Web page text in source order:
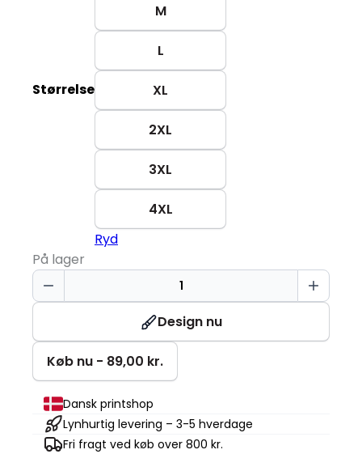
Størrelse
M
L
XL
2XL
3XL
4XL
Ryd
På lager
T-
TIME®
shirt
antal
Design nu
Køb nu - 89,00 kr.
Dansk printshop
Lynhurtig levering – 3-5 hverdage
Fri fragt ved køb over 800 kr.